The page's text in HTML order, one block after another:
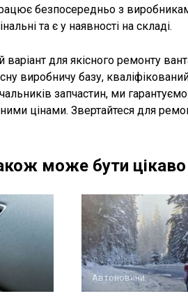
безпосередньо з
та є у наявності на складі.
для якісного ремонту
виробничу базу,
запчастин, ми
цінами. Звертайтеся для
може бути цікаво
Автоновини